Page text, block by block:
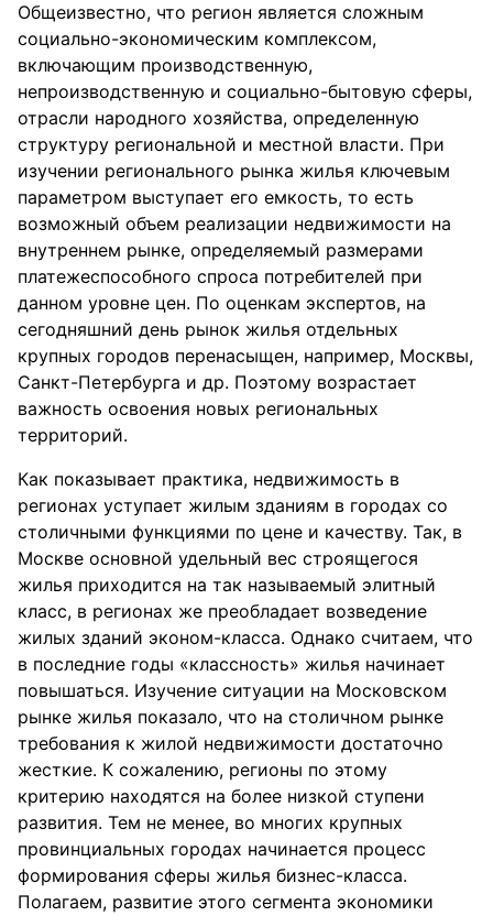
Общеизвестно, что регион является сложным
социально-экономическим комплексом,
включающим производственную,
непроизводственную и социально-бытовую сферы,
отрасли народного хозяйства, определенную
структуру региональной и местной власти. При
изучении регионального рынка жилья ключевым
параметром выступает его емкость, то есть
возможный объем реализации недвижимости на
внутреннем рынке, определяемый размерами
платежеспособного спроса потребителей при
данном уровне цен. По оценкам экспертов, на
сегодняшний день рынок жилья отдельных
крупных городов перенасыщен, например, Москвы,
Санкт-Петербурга и др. Поэтому возрастает
важность освоения новых региональных
территорий.
Как показывает практика, недвижимость в
регионах уступает жилым зданиям в городах со
столичными функциями по цене и качеству. Так, в
Москве основной удельный вес строящегося
жилья приходится на так называемый элитный
класс, в регионах же преобладает возведение
жилых зданий эконом-класса. Однако считаем, что
в последние годы «классность» жилья начинает
повышаться. Изучение ситуации на Московском
рынке жилья показало, что на столичном рынке
требования к жилой недвижимости достаточно
жесткие. К сожалению, регионы по этому
критерию находятся на более низкой ступени
развития. Тем не менее, во многих крупных
провинциальных городах начинается процесс
формирования сферы жилья бизнес-класса.
Полагаем, развитие этого сегмента экономики